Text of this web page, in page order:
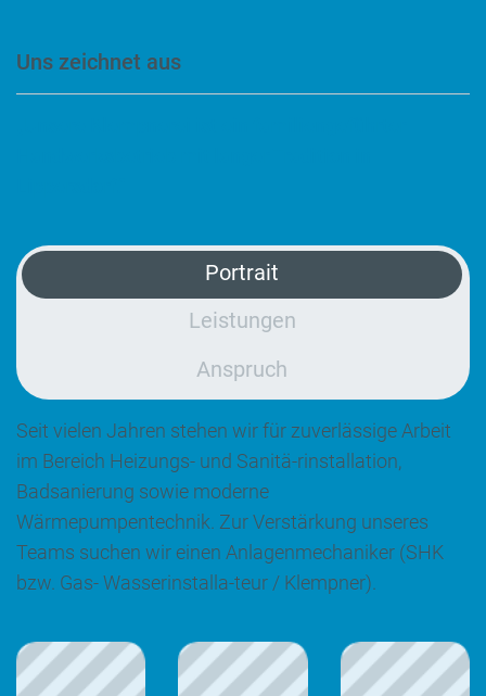
Uns zeichnet aus
Portrait
Leistungen
Anspruch
Seit vielen Jahren stehen wir für zuverlässige Arbeit
im Bereich Heizungs- und Sanitä-rinstallation,
Badsanierung sowie moderne
Wärmepumpentechnik. Zur Verstärkung unseres
Teams suchen wir einen Anlagenmechaniker (SHK
bzw. Gas- Wasserinstalla-teur / Klempner).